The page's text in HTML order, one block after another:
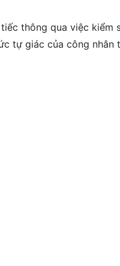
thông qua việc kiểm
tự giác của công nhân